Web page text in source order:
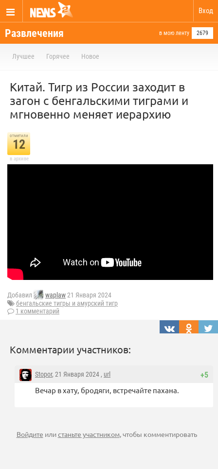
Вход
Развлечения в мою ленту 2679
Лучшее Горячее Новое
Китай. Тигр из России заходит в
загон с бенгальскими тиграми и
мгновенно меняет иерархию
отметили
12
в архиве
Добавил waplaw21 Января 2024
бенгальские тигры и амурский тигр
1 комментарий
Комментарии участников:
+5
Stopor, 21 Января 2024 , url
Вечар в хату, бродяги, встречайте пахана.
Войдите илистаньте участником, чтобы комментировать